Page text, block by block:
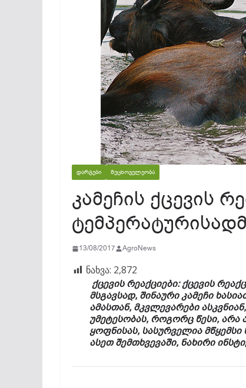
ᲓᲐᲠᲒᲔᲑᲘ ᲛᲔᲪᲮᲝᲕᲔᲚᲔᲝᲑᲐ
კამეჩის ქცევის
13/08/2017 AgroNews
ნახვა: 2,872
ქცევის რეაქციები: ქცევის
მსგავსად, შინაური კამეჩი
ამასთან, მკვლევარები
უმეტესობას, როგორც წესი, არა
ყოფნისას, სასურველია
ასეთ შემთხვევაში, ნახირი